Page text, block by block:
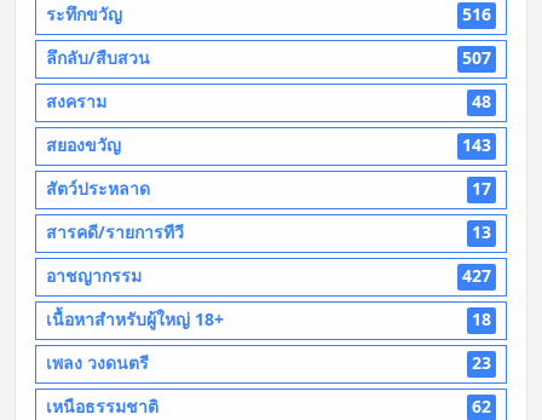
ระทึกขวัญ
516
ลึกลับ/สืบสวน
507
สงคราม
48
สยองขวัญ
143
สัตว์ประหลาด
17
สารคดี/รายการทีวี
13
อาชญากรรม
427
เนื้อหาสำหรับผู้ใหญ่ 18+
18
เพลง วงดนตรี
23
เหนือธรรมชาติ
62